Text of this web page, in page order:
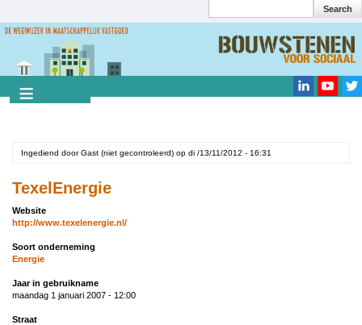
naar
gaan
Search
Ingediend doorGast (niet gecontroleerd) op di /13/11/2012 - 16:31
TexelEnergie
Website
http://www.texelenergie.nl/
Soort onderneming
Energie
Jaar in gebruikname
maandag 1 januari 2007 - 12:00
Straat